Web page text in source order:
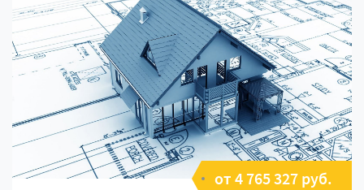
от 4 765 327 руб.